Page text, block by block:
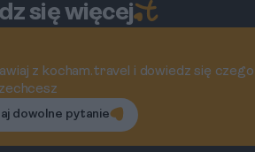
się więcej
z kocham.travel i dowiedz się czego
dowolne pytanie